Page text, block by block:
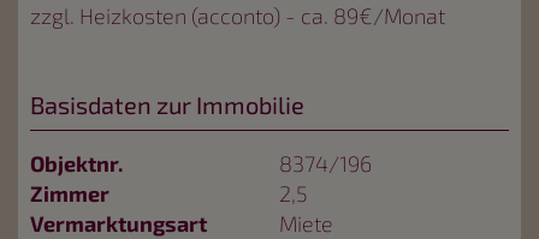
zzgl. Heizkosten (acconto) - ca. 89€/Monat
Basisdaten zur Immobilie
Objektnr.
8374/196
Zimmer
2,5
Vermarktungsart
Miete